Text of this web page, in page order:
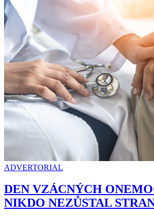
ADVERTORIAL
DEN VZÁCNÝCH
NIKDO NEZŮSTAL